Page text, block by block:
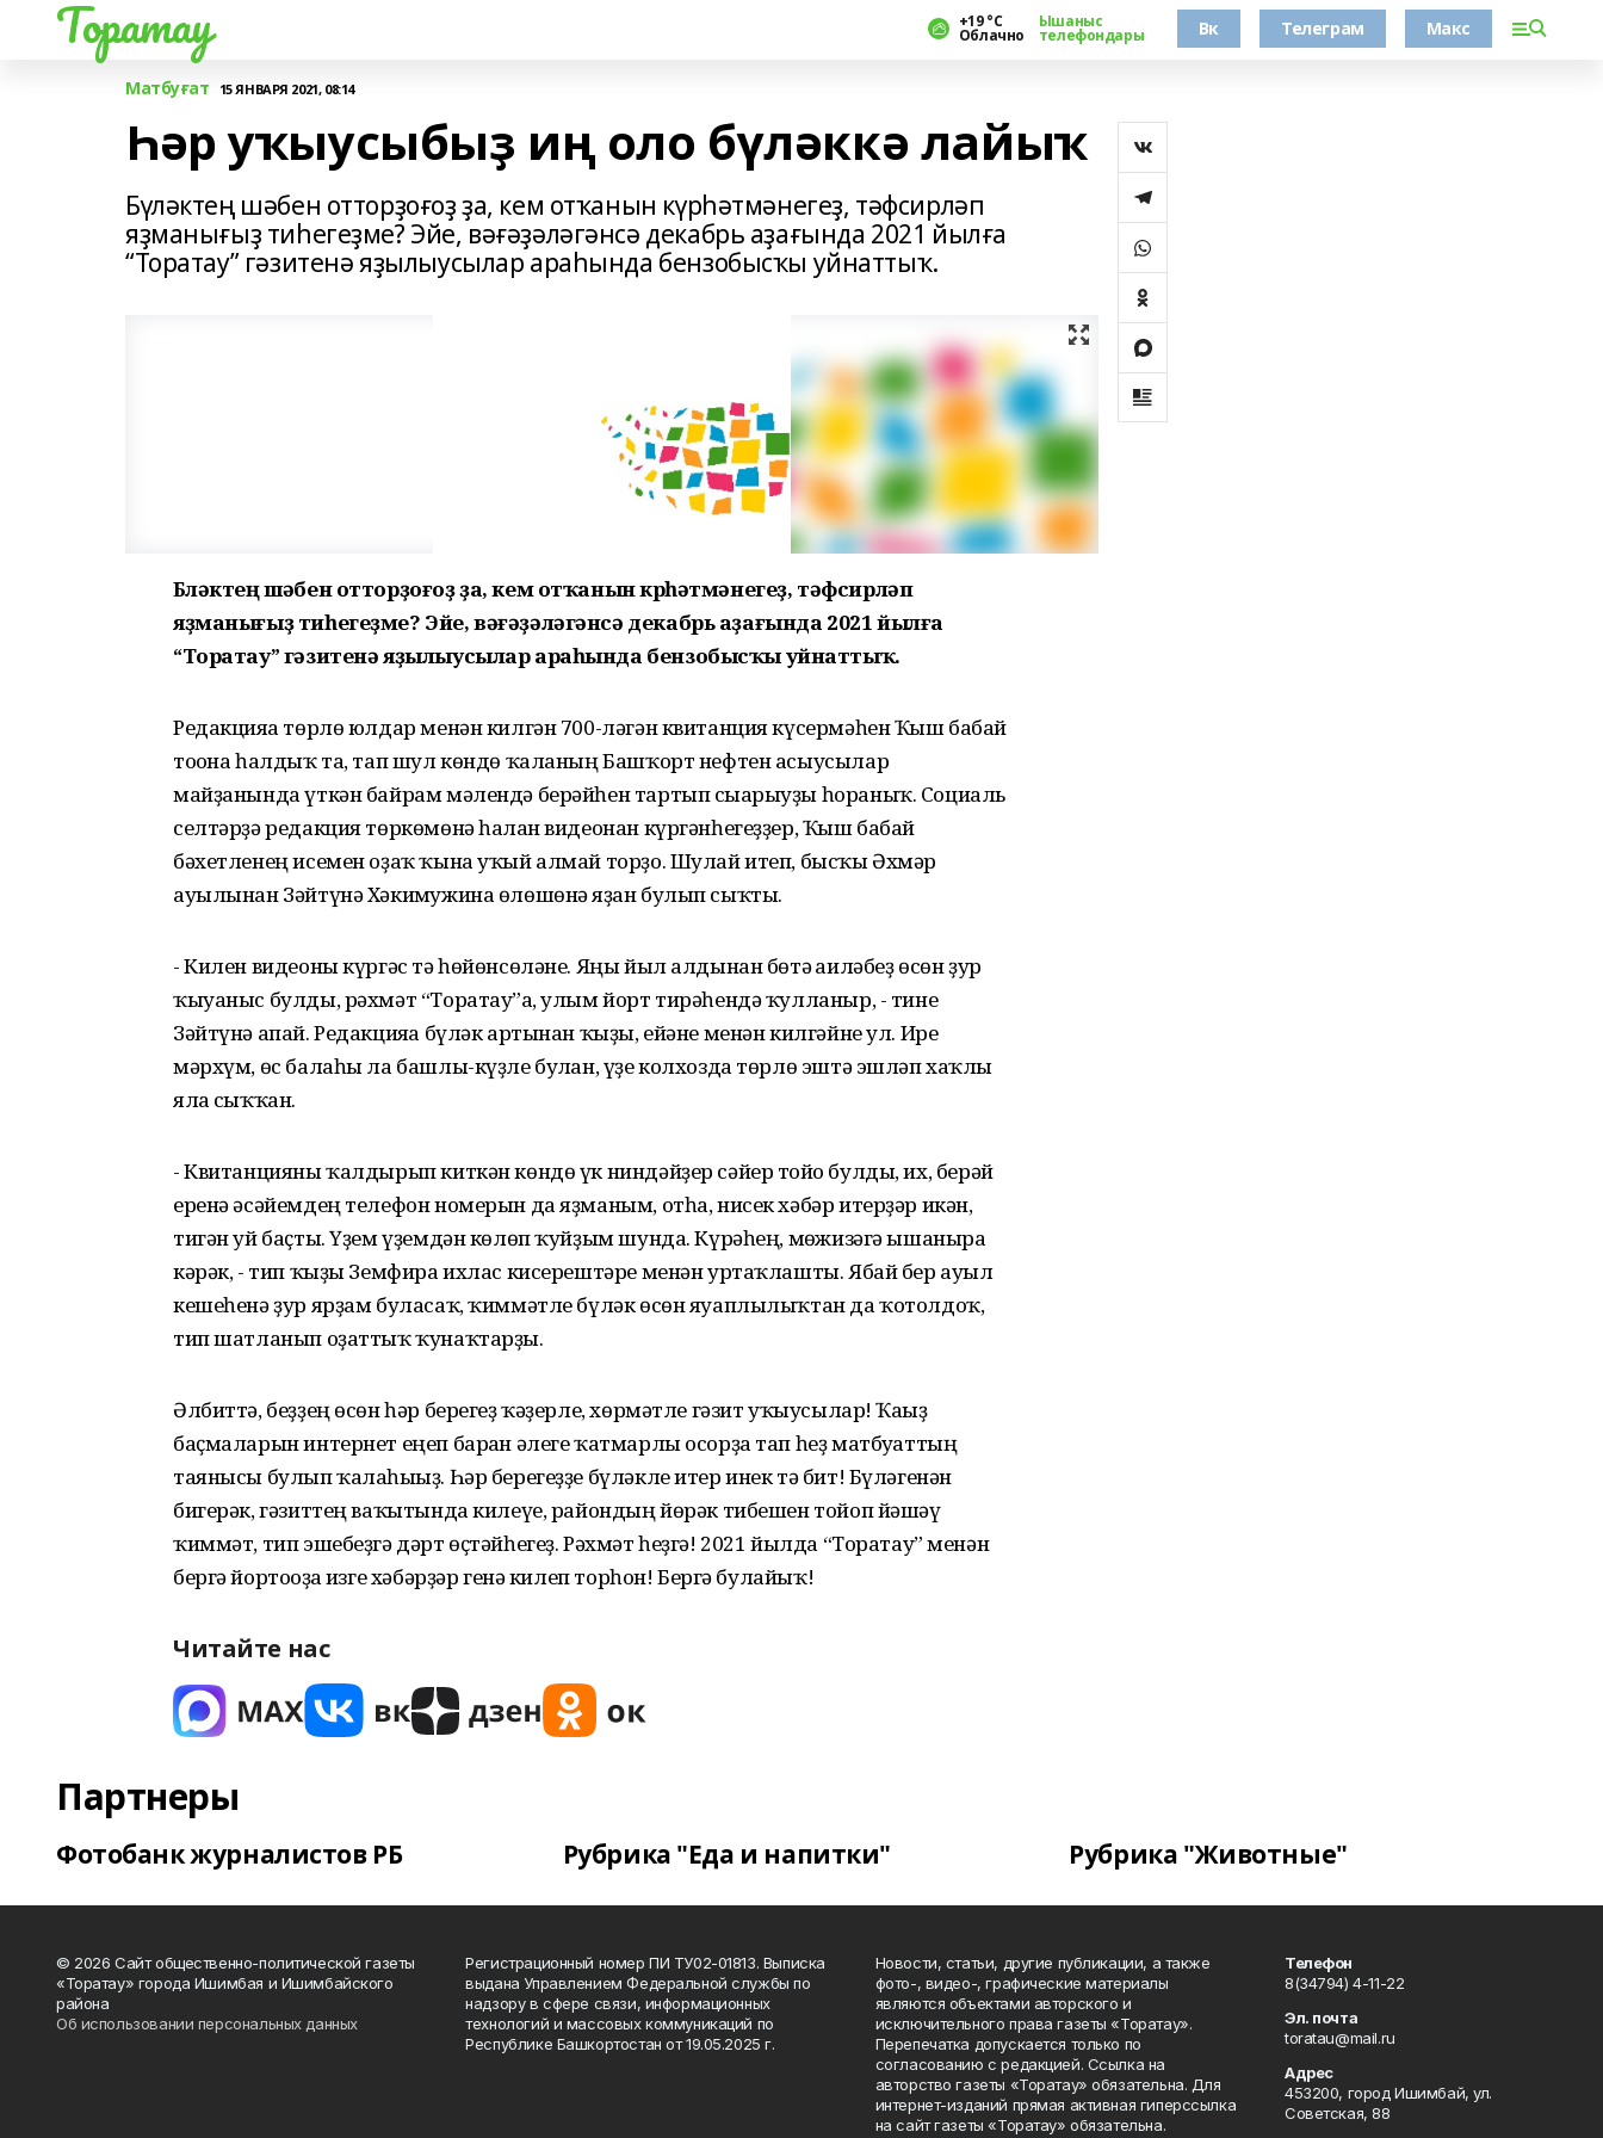
Торатау +19 °С
Облачно
Ышаныс
телефондары Вк Телеграм Макс
Матбуғат 15 ЯНВАРЯ 2021, 08:14
Һәр уҡыусыбыҙ иң оло бүләккә лайыҡ
Бүләктең шәбен отторҙоғоҙ ҙа, кем отҡанын күрһәтмәнегеҙ, тәфсирләп
яҙманығыҙ тиһегеҙме? Эйе, вәғәҙәләгәнсә декабрь аҙағында 2021 йылға
“Торатау” гәзитенә яҙылыусылар араһында бензобысҡы уйнаттыҡ.
Бүләктең шәбен отторҙоғоҙ ҙа, кем отҡанын күрһәтмәнегеҙ, тәфсирләп
яҙманығыҙ тиһегеҙме? Эйе, вәғәҙәләгәнсә декабрь аҙағында 2021 йылға
“Торатау” гәзитенә яҙылыусылар араһында бензобысҡы уйнаттыҡ.
Редакцияға төрлө юлдар менән килгән 700-ләгән квитанция күсермәһен Ҡыш бабай
тоғона һалдыҡ та, тап шул көндө ҡаланың Башҡорт нефтен асыусылар
майҙанында үткән байрам мәлендә берәйһен тартып сығарыуҙы һораныҡ. Социаль
селтәрҙә редакция төркөмөнә һалған видеонан күргәнһегеҙҙер, Ҡыш бабай
бәхетленең исемен оҙаҡ ҡына уҡый алмай торҙо. Шулай итеп, бысҡы Әхмәр
ауылынан Зәйтүнә Хәкимғужина өлөшөнә яҙған булып сыҡты.
- Килен видеоны күргәс тә һөйөнсөләне. Яңы йыл алдынан бөтә ғаиләбеҙ өсөн ҙур
ҡыуаныс булды, рәхмәт “Торатау”ға, улым йорт тирәһендә ҡулланыр, - тине
Зәйтүнә апай. Редакцияға бүләк артынан ҡыҙы, ейәне менән килгәйне ул. Ире
мәрхүм, өс балаһы ла башлы-күҙле булған, үҙе колхозда төрлө эштә эшләп хаҡлы
ялға сыҡҡан.
- Квитанцияны ҡалдырып киткән көндө үк ниндәйҙер сәйер тойғо булды, их, берәй
еренә әсәйемдең телефон номерын да яҙманым, отһа, нисек хәбәр итерҙәр икән,
тигән уй баҫты. Үҙем үҙемдән көлөп ҡуйҙым шунда. Күрәһең, мөғжизәгә ышанырға
кәрәк, - тип ҡыҙы Земфира ихлас кисерештәре менән уртаҡлашты. Ябай бер ауыл
кешеһенә ҙур ярҙам буласаҡ, ҡиммәтле бүләк өсөн яуаплылыҡтан да ҡотолдоҡ,
тип шатланып оҙаттыҡ ҡунаҡтарҙы.
Әлбиттә, беҙҙең өсөн һәр берегеҙ ҡәҙерле, хөрмәтле гәзит уҡыусылар! Ҡағыҙ
баҫмаларын интернет еңеп барған әлеге ҡатмарлы осорҙа тап һеҙ матбуғаттың
таянысы булып ҡалаһығыҙ. Һәр берегеҙҙе бүләкле итер инек тә бит! Бүләгенән
бигерәк, гәзиттең ваҡытында килеүе, райондың йөрәк тибешен тойоп йәшәү
ҡиммәт, тип эшебеҙгә дәрт өҫтәйһегеҙ. Рәхмәт һеҙгә! 2021 йылда “Торатау” менән
бергә йортоғоҙға изге хәбәрҙәр генә килеп торһон! Бергә булайыҡ!
Читайте нас
Партнеры
Фотобанк журналистов РБ Рубрика "Еда и напитки" Рубрика "Животные"
© 2026 Сайт общественно-политической газеты
«Торатау» города Ишимбая и Ишимбайского
района
Об использовании персональных данных
Регистрационный номер ПИ ТУ02-01813. Выписка
выдана Управлением Федеральной службы по
надзору в сфере связи, информационных
технологий и массовых коммуникаций по
Республике Башкортостан от 19.05.2025 г.
Новости, статьи, другие публикации, а также
фото-, видео-, графические материалы
являются объектами авторского и
исключительного права газеты «Торатау».
Перепечатка допускается только по
согласованию с редакцией. Ссылка на
авторство газеты «Торатау» обязательна. Для
интернет-изданий прямая активная гиперссылка
на сайт газеты «Торатау» обязательна.
Телефон
8(34794) 4-11-22
Эл. почта
toratau@mail.ru
Адрес
453200, город Ишимбай, ул.
Советская, 88